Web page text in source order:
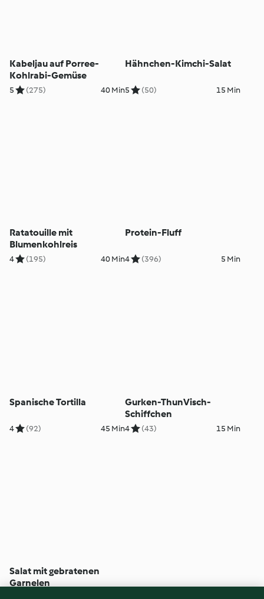
Kabeljau auf Porree-
Kohlrabi-Gemüse
5 (275) 40 Min
Hähnchen-Kimchi-Salat
5 (50) 15 Min
Ratatouille mit
Blumenkohlreis
4 (195) 40 Min
Protein-Fluff
4 (396) 5 Min
Spanische Tortilla
4 (92) 45 Min
Gurken-ThunVisch-
Schiffchen
4 (43) 15 Min
Salat mit gebratenen
Garnelen